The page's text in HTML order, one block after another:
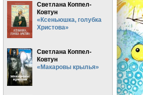
Светлана Коппел-
Ковтун
«Ксеньюшка, голубка
Христова»
Светлана Коппел-
Ковтун
«Макаровы крылья»